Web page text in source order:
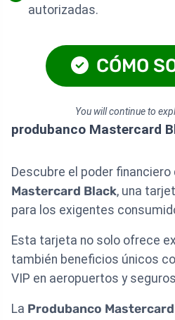
autorizadas.
CÓMO
You will continue to
produbanco Mastercard
Descubre el poder financiero
Mastercard Black, una
para los exigentes
Esta tarjeta no solo ofrece
también beneficios únicos
VIP en aeropuertos y
La Produbanco